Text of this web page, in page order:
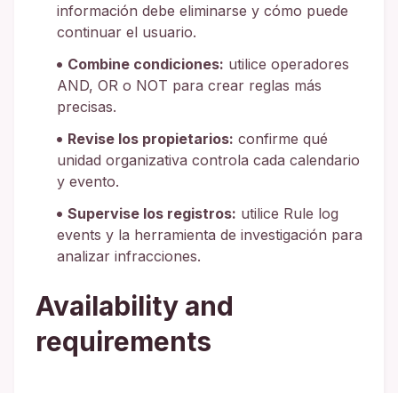
información debe eliminarse y cómo puede
continuar el usuario.
Combine condiciones: utilice operadores
AND, OR o NOT para crear reglas más
precisas.
Revise los propietarios: confirme qué
unidad organizativa controla cada calendario
y evento.
Supervise los registros: utilice Rule log
events y la herramienta de investigación para
analizar infracciones.
Availability and
requirements